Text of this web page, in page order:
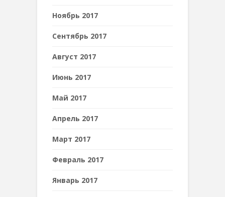
Ноябрь 2017
Сентябрь 2017
Август 2017
Июнь 2017
Май 2017
Апрель 2017
Март 2017
Февраль 2017
Январь 2017